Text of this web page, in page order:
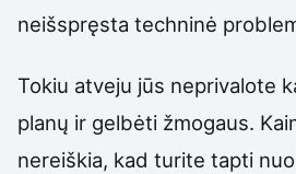
neišspręsta techninė
Tokiu atveju jūs neprivalote
planų ir gelbėti žmogaus.
nereiškia, kad turite tapti